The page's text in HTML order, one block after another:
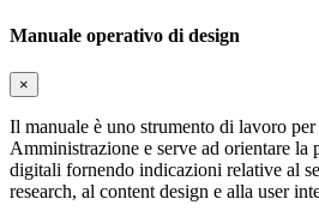
Manuale operativo di design
×
Il manuale è uno strumento di lavoro
Amministrazione e serve ad orientare la
digitali fornendo indicazioni relative al
research, al content design e alla user